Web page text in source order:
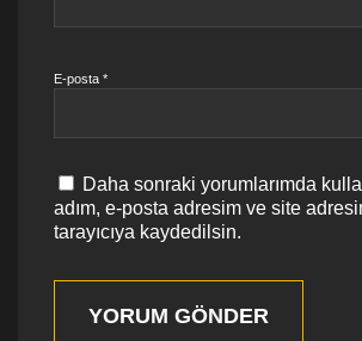
E-posta *
Daha sonraki yorumlarımda
adım, e-posta adresim ve site
tarayıcıya kaydedilsin.
YORUM GÖNDER